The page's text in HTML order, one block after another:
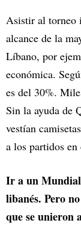
Asistir al torneo
alcance de la
Líbano, por
económica.
es del 30%.
Sin la ayuda de
vestían
a los partidos
Ir a un Mundial
libanés. Pero
que se unieron